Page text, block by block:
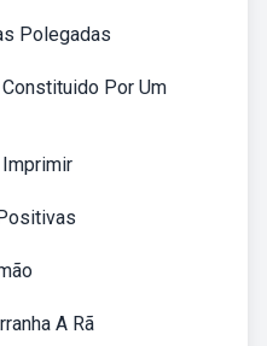
Polegadas
Por Um
A Rã